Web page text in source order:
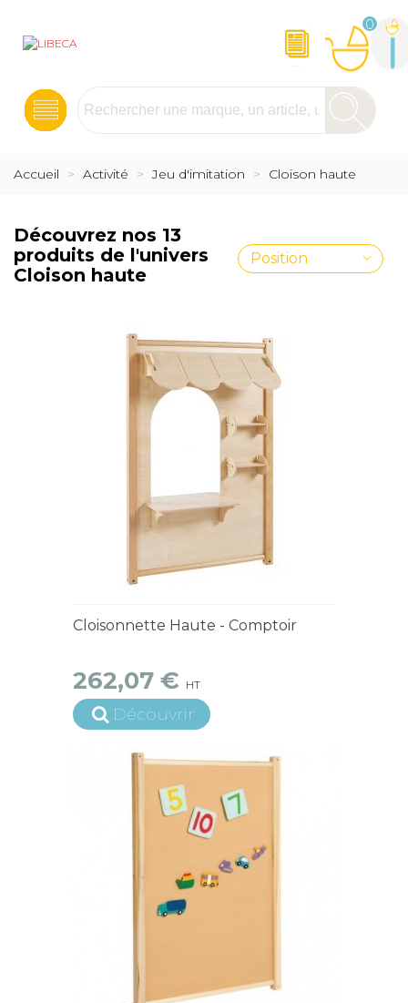
0
Accueil > Activité > Jeu d'imitation > Cloison haute
Découvrez nos 13
produits de l'univers
Cloison haute
Position
Cloisonnette Haute - Comptoir
262,07 € HT
Découvrir